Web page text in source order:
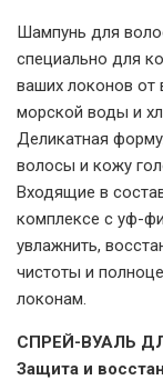
Шампунь для
специально для
ваших локонов от
морской воды и
Деликатная
волосы и кожу
Входящие в
комплексе с уф-
увлажнить,
чистоты и
локонам.
СПРЕЙ-ВУАЛЬ
Защита и